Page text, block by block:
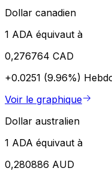
Dollar canadien
1 ADA équivaut à
0,276764 CAD
+0.0251 (9.96%)
Voir le graphique
Dollar australien
1 ADA équivaut à
0,280886 AUD